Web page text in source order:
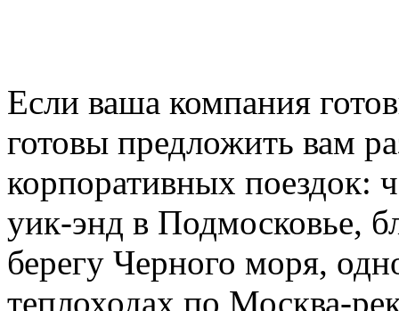
Если ваша компания
готовы предложить вам
корпоративных поездок:
уик-энд в Подмосковье,
берегу Черного моря,
теплоходах по Москва-